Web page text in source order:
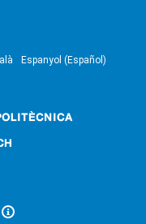
Espanyol (Español)